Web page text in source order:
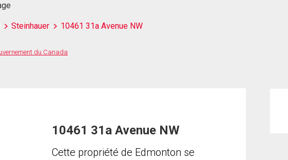
Steinhauer 10461 31a Avenue NW
du Canada
10461 31a Avenue NW
Cette propriété de Edmonton se